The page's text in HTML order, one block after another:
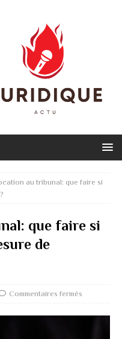
au tribunal: que faire si
que faire si
de
Commentaires fermés